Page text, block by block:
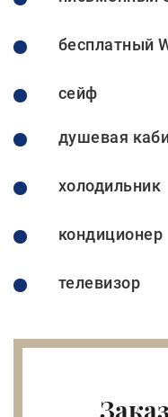
бесплатный
сейф
душевая
холодильник
кондиционер
телевизор